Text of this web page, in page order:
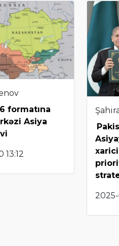
formatına
Asiya
13:12